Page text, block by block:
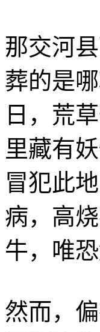
那交河
葬的是
日，荒
里藏有
冒犯此
病，高
牛，唯
然而，